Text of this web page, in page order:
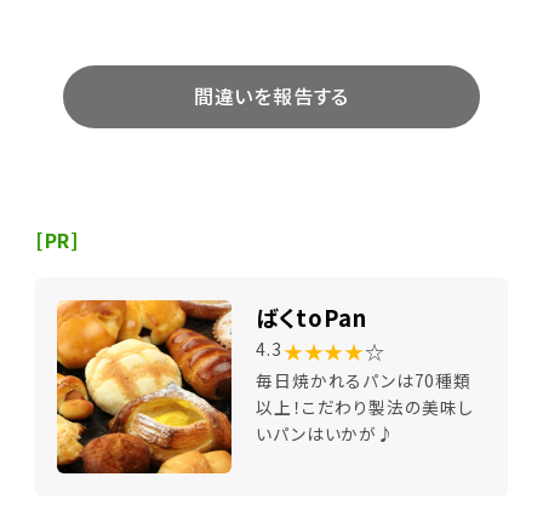
間違いを報告する
[PR]
ばくtoPan
4.3 ★★★★☆
毎日焼かれるパンは70種類
以上！こだわり製法の美味し
いパンはいかが♪